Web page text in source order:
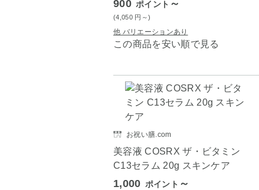
900 ポイント ～
(4,050 円 ～)
他 バリエーションあり
この商品を安い順で見る
お祝い膳.com
美容液 COSRX ザ・ビタミン
C13セラム 20g スキンケア
1,000 ポイント ～